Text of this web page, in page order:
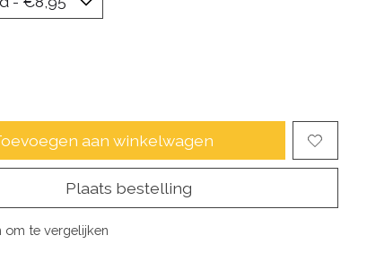
aan winkelwagen
Plaats bestelling
om te vergelijken